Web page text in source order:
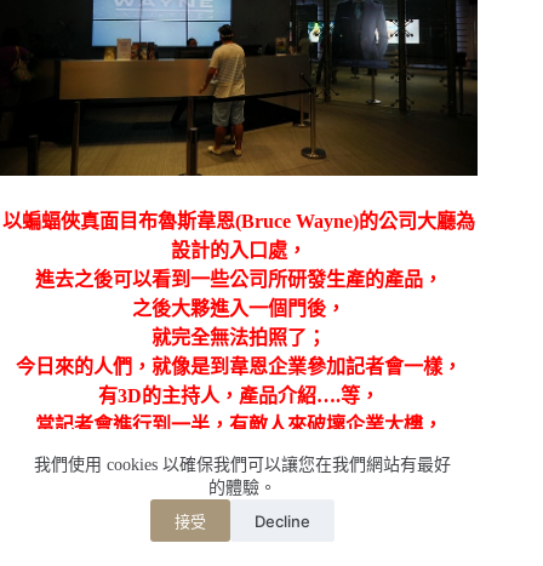
我們使用 cookies 以確保我們可以讓您在我們網站有最好
的體驗。
接受 Decline
以蝙蝠俠真面目布魯斯韋恩(Bruce Wayne)的公司大廳為
設計的入口處，
進去之後可以看到一些公司所研發生產的產品，
之後大夥進入一個門後，
就完全無法拍照了；
今日來的人們，就像是到 韋恩企業參加記者會一樣，
有3D的主持人，產品介紹….等，
當記者會進行到一半，有敵人來破壞企業大樓，
而我們就這樣被困在企業大樓內；
蝙蝠俠出現，來將大家救離到安全的地方。